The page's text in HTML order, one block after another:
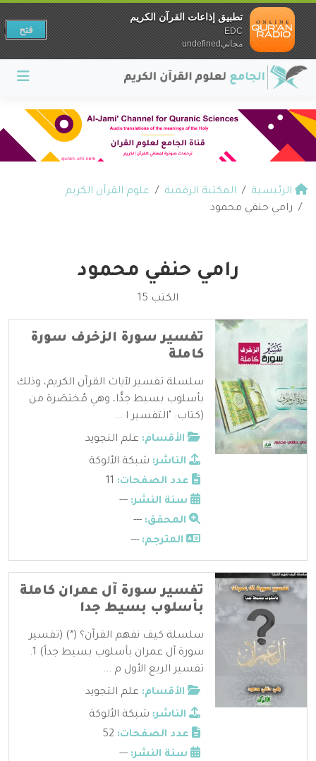
الرئيسية المكتبة الرقمية
علوم القرآن الكريم
رامي حنفي محمود
رامي حنفي محمود
الكتب 15
تفسير سورة الزخرف سورة
كاملة
سلسلة تفسير لآيات القرآن الكريم، وذلك
بأسلوب بسيط جدًّا، وهي مُختصَرة من
(كتاب: "التفسير ا ...
الأقسام: علم التجويد
الناشر: شبكة الألوكة
عدد الصفحات:
سنة النشر: ---
المحقق: ---
المترجم: ---
تفسير سورة آل عمران كاملة
بأسلوب بسيط جدا
سلسلة كيف نفهم القرآن؟ (*) (تفسير
سورة آل عمران بأسلوب بسيط جداً) 1.
تفسير الربع الأول م ...
الأقسام: علم التجويد
الناشر: شبكة الألوكة
عدد الصفحات:
سنة النشر: ---
تطبيق إذاعات القرآن الكريم
EDC
مجانيundefined
فتح